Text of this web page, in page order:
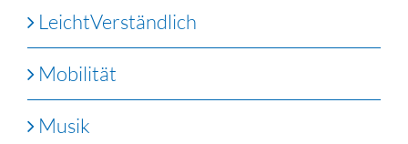
LeichtVerständlich
Mobilität
Musik